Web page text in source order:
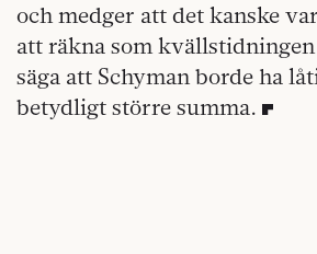
och medger att det kanske
att räkna som
säga att Schyman borde ha
betydligt större summa.